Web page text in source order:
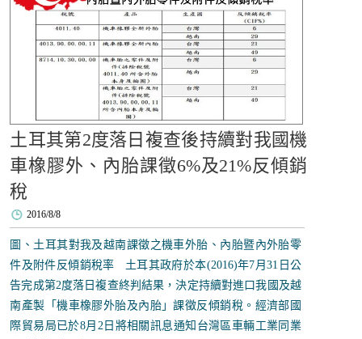
土耳其第2度落日複查後持續對我國機
車橡膠外、內胎課徵6%及21%反傾銷
稅
2016/8/8
圖、土耳其對我及越南課徵之機車外胎、內胎暨內外胎零
件及附件反傾銷稅率 土耳其政府於本(2016)年7月31日公
告完成第2度落日複查終判結果，決定持續對進口我國及越
南產製「機車橡膠外胎及內胎」課徵反傾銷稅。經濟部國
際貿易局已於8月2日將相關訊息通知台灣區車輛工業同業